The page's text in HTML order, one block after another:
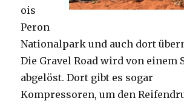
ois
Peron
Nationalpark und auch dort
Die Gravel Road wird von einem
abgelöst. Dort gibt es sogar
Kompressoren, um den